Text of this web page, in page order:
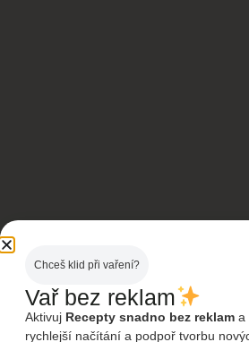
Chceš klid při vaření?
Vař bez reklam
Aktivuj Recepty snadno bez reklam a
rychlejší načítání a podpoř tvorbu